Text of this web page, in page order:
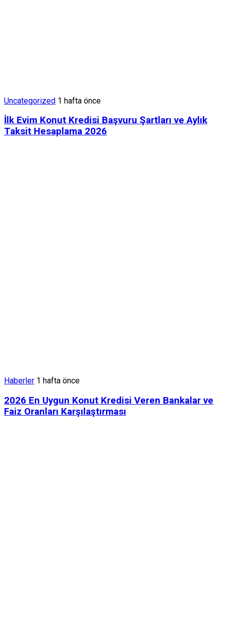
Uncategorized 1 hafta önce
İlk Evim Konut Kredisi Başvuru Şartları ve Aylık
Taksit Hesaplama 2026
Haberler 1 hafta önce
2026 En Uygun Konut Kredisi Veren Bankalar ve
Faiz Oranları Karşılaştırması